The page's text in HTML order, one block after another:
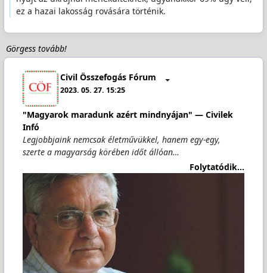
ez a hazai lakosság rovására történik.
Görgess tovább!
Civil Összefogás Fórum
2023. 05. 27. 15:25
"Magyarok maradunk azért mindnyájan" — Civilek
Infó
Legjobbjaink nemcsak életművükkel, hanem egy-egy,
szerte a magyarság körében időt állóan…
Folytatódik...